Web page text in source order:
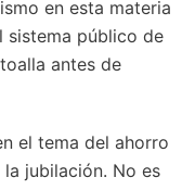
en esta materia
sistema público de
antes de
el tema del ahorro
jubilación. No es